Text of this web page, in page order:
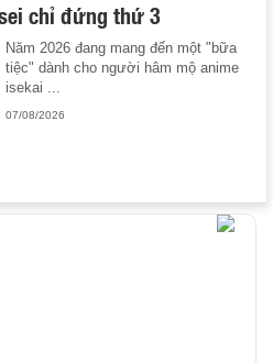
chỉ đứng thứ 3
Năm 2026 đang mang đến một "bữa
tiệc" dành cho người hâm mộ anime
isekai ...
07/08/2026